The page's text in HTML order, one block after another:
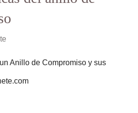
Anillo de Compromiso y sus